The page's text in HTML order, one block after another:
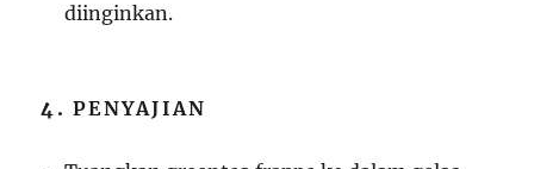
diinginkan.
4.PENYAJIAN